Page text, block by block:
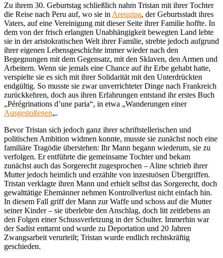
Zu ihrem 30. Geburtstag schließlich nahm Tristan mit ihrer Tochter
die Reise nach Peru auf, wo sie in Arequipa, der Geburtsstadt ihres
Vaters, auf eine Vereinigung mit dieser Seite ihrer Familie hoffte. In
dem von der frisch erlangten Unabhängigkeit bewegten Land lebte
sie in der aristokratischen Welt ihrer Familie, strebte jedoch aufgrund
ihrer eigenen Lebensgeschichte immer wieder nach den
Begegnungen mit dem Gegensatz, mit den Sklaven, den Armen und
Arbeitern. Wenn sie jemals eine Chance auf ihr Erbe gehabt hatte,
verspielte sie es sich mit ihrer Solidarität mit den Unterdrückten
endgültig. So musste sie zwar unverrichteter Dinge nach Frankreich
zurückkehren, doch aus ihren Erfahrungen entstand ihr erstes Buch
„Pérégrinations d’une paria“, in etwa „Wanderungen einer
Ausgestoßenen„.
Bevor Tristan sich jedoch ganz ihrer schriftstellerischen und
politischen Ambition widmen konnte, musste sie zunächst noch eine
familiäre Tragödie überstehen: Ihr Mann begann wiederum, sie zu
verfolgen. Er entführte die gemeinsame Tochter und bekam
zunächst auch das Sorgerecht zugesprochen – Aline schrieb ihrer
Mutter jedoch heimlich und erzählte von inzestuösen Übergriffen.
Tristan verklagte ihren Mann und erhielt selbst das Sorgerecht, doch
gewalttätige Ehemänner nehmen Kontrollverlust nicht einfach hin.
In diesem Fall griff der Mann zur Waffe und schoss auf die Mutter
seiner Kinder – sie überlebte den Anschlag, doch litt zeitlebens an
den Folgen einer Schussverletzung in der Schulter. Immerhin war
der Sadist enttarnt und wurde zu Deportation und 20 Jahren
Zwangsarbeit verurteilt; Tristan wurde endlich rechtskräftig
geschieden.